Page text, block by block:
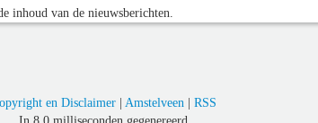
inhoud van de nieuwsberichten.
en Disclaimer| Amstelveen | RSS
In 8,0 milliseconden gegenereerd